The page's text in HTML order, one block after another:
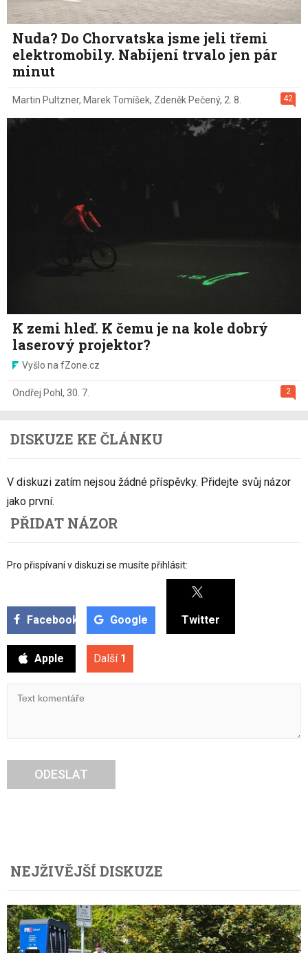
Nuda? Do Chorvatska jsme jeli třemi
elektromobily. Nabíjení trvalo jen pár
minut
42
Martin Pultzner, Marek Tomíšek, Zdeněk Pečený, 2. 8.
K zemi hleď. K čemu je na kole dobrý
laserový projektor?
Vyšlo na fZone.cz
2
Ondřej Pohl , 30. 7.
DISKUZE KE ČLÁNKU
V diskuzi zatím nejsou žádné příspěvky. Přidejte svůj názor
jako první.
PŘIDAT NÁZOR
Pro přispívaní v diskuzi se musíte přihlásit:
Facebook Google Twitter
Apple Další 1
ODESLAT
NEJŽIVĚJŠÍ DISKUZE